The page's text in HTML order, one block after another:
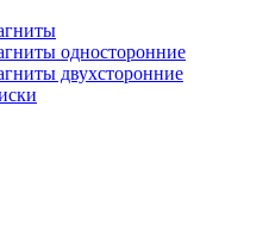
односторонние
двухсторонние